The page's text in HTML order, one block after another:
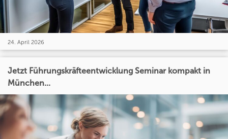
24. April 2026
Jetzt Führungskräfteentwicklung Seminar kompakt in
München...